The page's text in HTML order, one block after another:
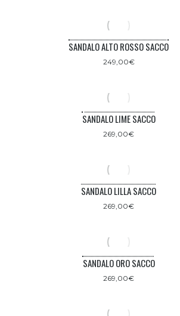
SANDALO ALTO ROSSO SACCO
249,00€
SANDALO LIME SACCO
269,00€
SANDALO LILLA SACCO
269,00€
SANDALO ORO SACCO
269,00€